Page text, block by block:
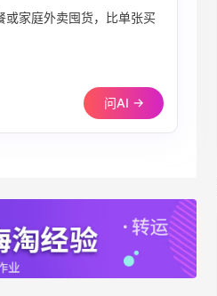
或家庭外卖囤货，比单张买
问AI →
折
、拉夫劳伦等
Baby